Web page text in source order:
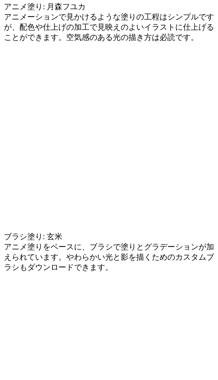
アニメ塗り: 月森フユカ
アニメーションで見かけるような塗りの工程はシンプルです
が、配色や仕上げの加工で見映えのよいイラストに仕上げる
ことができます。空気感のある光の描き方は必読です。
ブラシ塗り: 玄米
アニメ塗りをベースに、ブラシで塗りとグラデーションが加
えられています。やわらかい光と影を描くためのカスタムブ
ラシもダウンロードできます。